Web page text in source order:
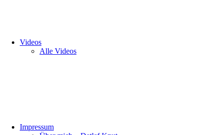
Videos
Alle Videos
Impressum